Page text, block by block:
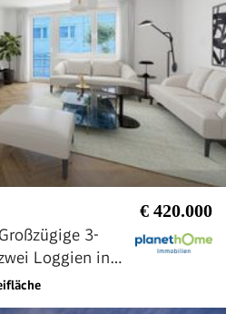
€ 420.000
3-
Loggien in